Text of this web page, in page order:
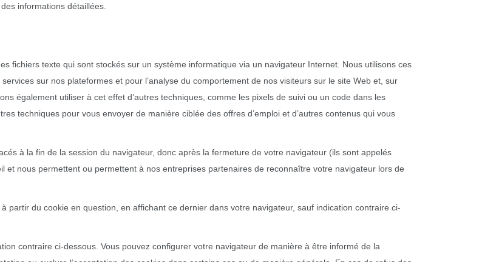
informations détaillées.
fichiers texte qui sont stockés sur un système informatique via un navigateur Internet. Nous utilisons ces
sur nos plateformes et pour l’analyse du comportement de nos visiteurs sur le site Web et, sur
également utiliser à cet effet d’autres techniques, comme les pixels de suivi ou un code dans les
techniques pour vous envoyer de manière ciblée des offres d’emploi et d’autres contenus qui vous
à la fin de la session du navigateur, donc après la fermeture de votre navigateur (ils sont appelés
et nous permettent ou permettent à nos entreprises partenaires de reconnaître votre navigateur lors de
partir du cookie en question, en affichant ce dernier dans votre navigateur, sauf indication contraire ci-
contraire ci-dessous. Vous pouvez configurer votre navigateur de manière à être informé de la